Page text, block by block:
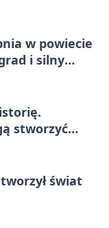
w powiecie
i silny
stworzyć
świat